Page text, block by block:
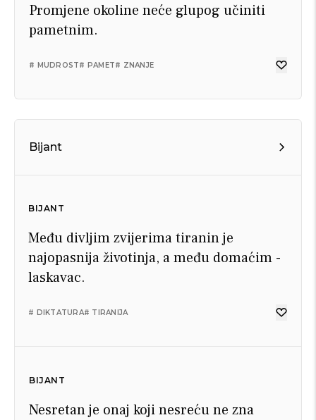
Promjene okoline neće glupog učiniti
pametnim.
# MUDROST# PAMET# ZNANJE
Bijant
BIJANT
Među divljim zvijerima tiranin je
najopasnija životinja, a među domaćim -
laskavac.
# DIKTATURA# TIRANIJA
BIJANT
Nesretan je onaj koji nesreću ne zna